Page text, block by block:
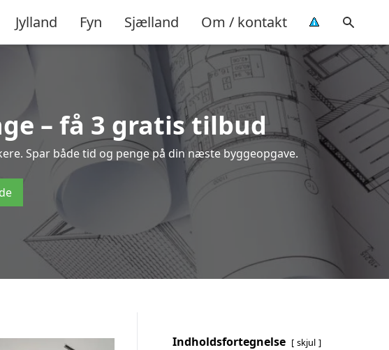
Jylland Fyn Sjælland Om / kontakt
– få 3 gratis tilbud
Spar både tid og penge på din næste byggeopgave.
Indholdsfortegnelse skjul